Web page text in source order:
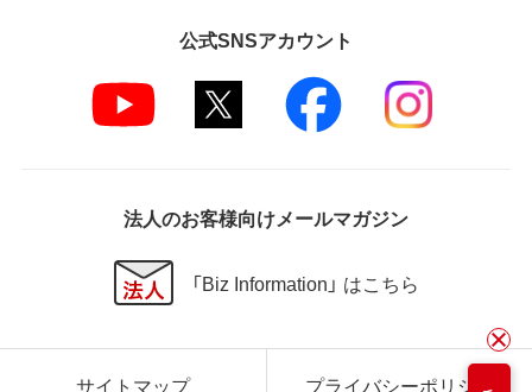
公式SNSアカウント
法人のお客様向けメールマガジン
「Biz Information」 はこちら
サイトマップ プライバシーポリシー